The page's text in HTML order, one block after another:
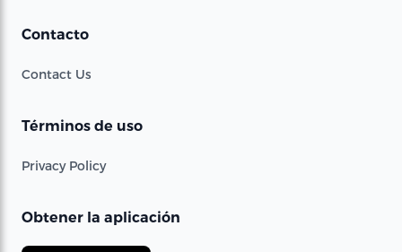
Contacto
Contact Us
Términos de uso
Privacy Policy
Obtener la aplicación